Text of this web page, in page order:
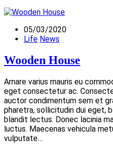
05/03/2020
Life News
Wooden House
Arnare varius mauris eu
eget consectetur ac.
auctor condimentum sem et
pharetra, sollicitudin dui eget,
blandit lectus. Donec lacinia
luctus. Maecenas vehicula
vulputate…